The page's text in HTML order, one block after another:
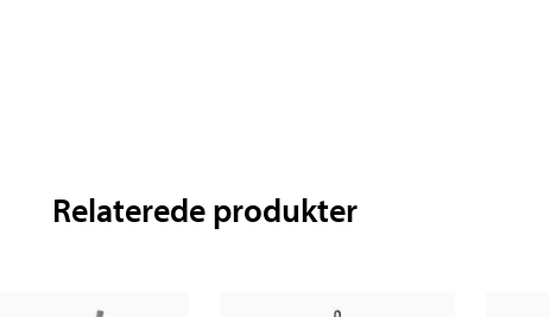
Relaterede produkter